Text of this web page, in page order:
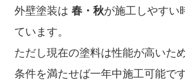
外壁塗装は 春・秋が施工しやすい
ています。
ただし現在の塗料は性能が高いた
条件を満たせば一年中施工可能です